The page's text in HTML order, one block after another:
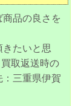
品の良さを
たいと思
取返送時の
三重県伊賀